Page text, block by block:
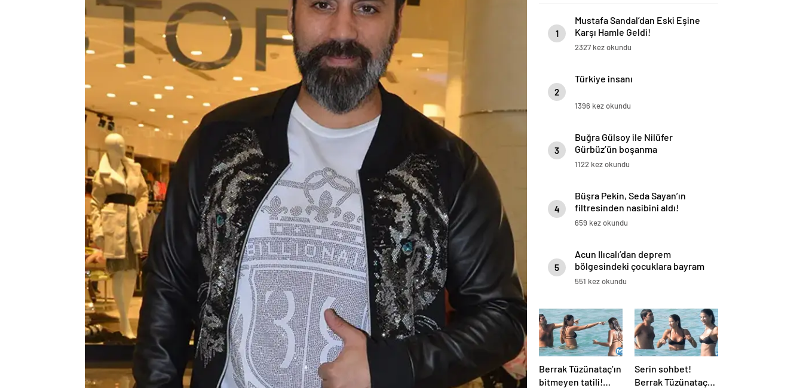
1
Mustafa Sandal’dan Eski Eşine
Karşı Hamle Geldi!
2327 kez okundu
2
Türkiye insanı
1396 kez okundu
3
Buğra Gülsoy ile Nilüfer
Gürbüz’ün boşanma
protokolündeki gizli detay!
1122 kez okundu
4
Büşra Pekin, Seda Sayan’ın
filtresinden nasibini aldı!
659 kez okundu
5
Acun Ilıcalı’dan deprem
bölgesindeki çocuklara bayram
sürprizi
551 kez okundu
Berrak Tüzünataç’ın
bitmeyen tatili!
Serin sohbet!
Berrak Tüzünataç